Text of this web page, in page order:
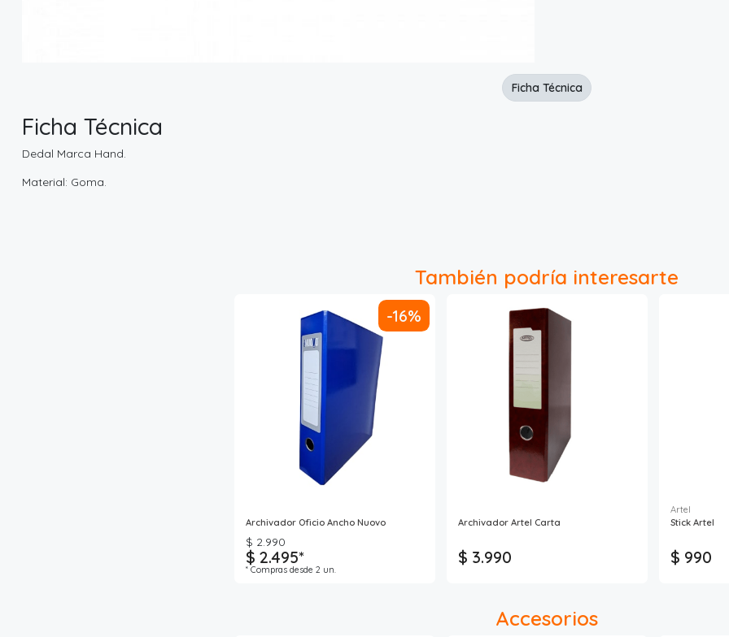
Ficha Técnica
Dedal Marca Hand.
Material: Goma.
Ficha Técnica
También podría interesarte
-16%
Archivador Oficio Ancho Nuovo
$ 2.990
$ 2.495*
* Compras desde 2 un.
Archivador Artel Carta
$ 3.990
Artel
Stick Artel
$ 990
Accesorios